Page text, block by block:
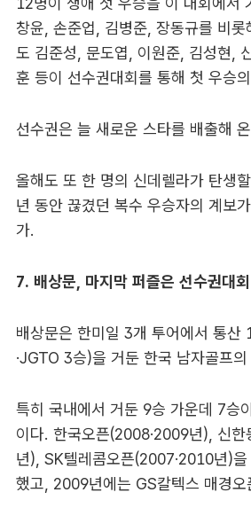
창윤, 손준업, 김병준, 장동규를 비
도 김준성, 문도엽, 이원준, 김성현,
훈 등이 선수권대회를 통해 첫 우승
선수권은 늘 새로운 스타를 배출해
올해도 또 한 명의 신데렐라가 탄생
년 동안 끊겼던 복수 우승자의 계보
가.
7. 배상문, 마지막 퍼즐은 선수권대회
배상문은 한미일 3개 투어에서 통산
·JGTO 3승)을 거둔 한국 남자골프
특히 국내에서 거둔 9승 가운데 7승
이다. 한국오픈(2008·2009년), 신
년), SK텔레콤오픈(2007·2010년)
했고, 2009년에는 GS칼텍스 매경오